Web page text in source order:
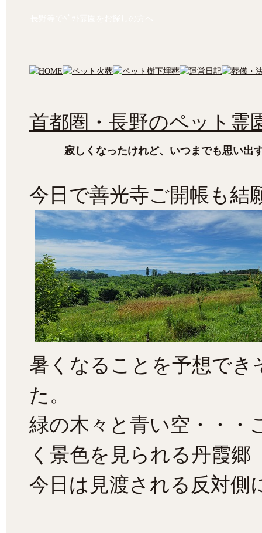
首都圏・長野のペット霊
寂しくなったけれど、いつまでも思い出
今日で善光寺ご開帳も結
暑くなることを予想で
た。
緑の木々と青い空・・・
く景色を見られる丹霞郷
今日は見渡される反対側